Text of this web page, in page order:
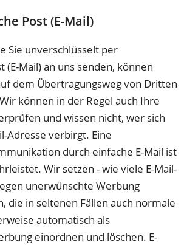
Post (E-Mail)
Sie unverschlüsselt per
(E-Mail) an uns senden, können
dem Übertragungsweg von Dritten
können in der Regel auch Ihre
und wissen nicht, wer sich
Adresse verbirgt. Eine
durch einfache E-Mail ist
Wir setzen - wie viele E-Mail-
unerwünschte Werbung
die in seltenen Fällen auch normale
automatisch als
einordnen und löschen. E-